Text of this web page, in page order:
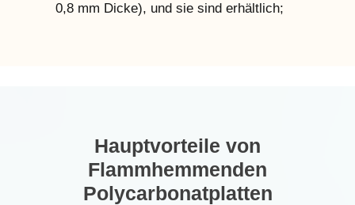
0,8 mm Dicke), und sie sind erhältlich;
Hauptvorteile von
Flammhemmenden
Polycarbonatplatten